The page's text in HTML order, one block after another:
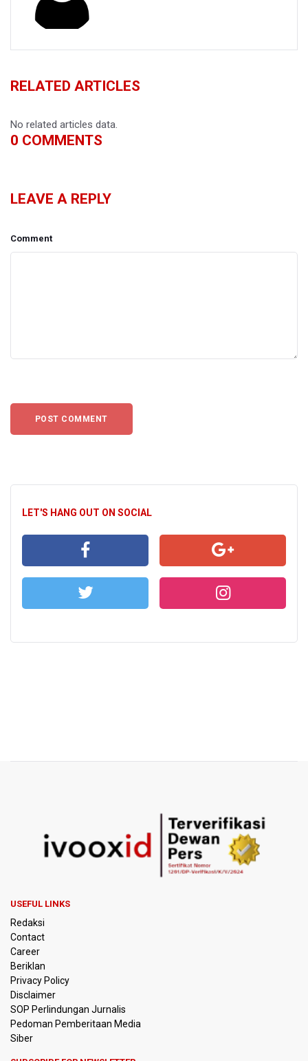
RELATED ARTICLES
No related articles data.
0 COMMENTS
LEAVE A REPLY
Comment
LET'S HANG OUT ON SOCIAL
USEFUL LINKS
Redaksi
Contact
Career
Beriklan
Privacy Policy
Disclaimer
SOP Perlindungan Jurnalis
Pedoman Pemberitaan Media
Siber